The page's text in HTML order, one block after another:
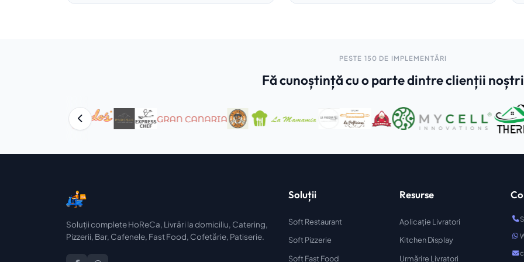
PESTE 150 DE IMPLEMENTĂRI
Fă cunoștință cu o parte dintre clienții noștri
Soluții complete HoReCa, Livrări la domiciliu, Catering,
Pizzerii, Bar, Cafenele, Fast Food, Cofetărie, Patiserie.
Soluții
Soft Restaurant
Soft Pizzerie
Soft Fast Food
Resurse
Aplicație Livratori
Kitchen Display
Urmărire Livratori